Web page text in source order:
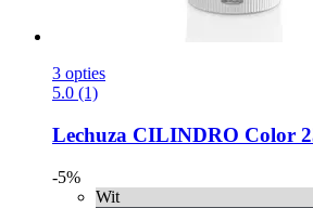
3 opties
5.0 (1)
Lechuza CILINDRO Color
-5%
Wit